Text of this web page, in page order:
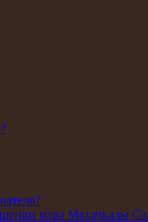
мэра Махачкалы